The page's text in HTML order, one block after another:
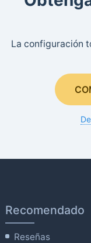
La configuración
Recomendado
Reseñas